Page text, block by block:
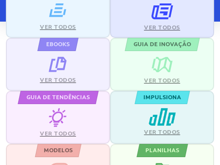
VER TODOS VER TODOS
EBOOKS
VER TODOS
GUIA DE INOVAÇÃO
VER TODOS
GUIA DE TENDÊNCIAS
VER TODOS
IMPULSIONA
VER TODOS
MODELOS PLANILHAS